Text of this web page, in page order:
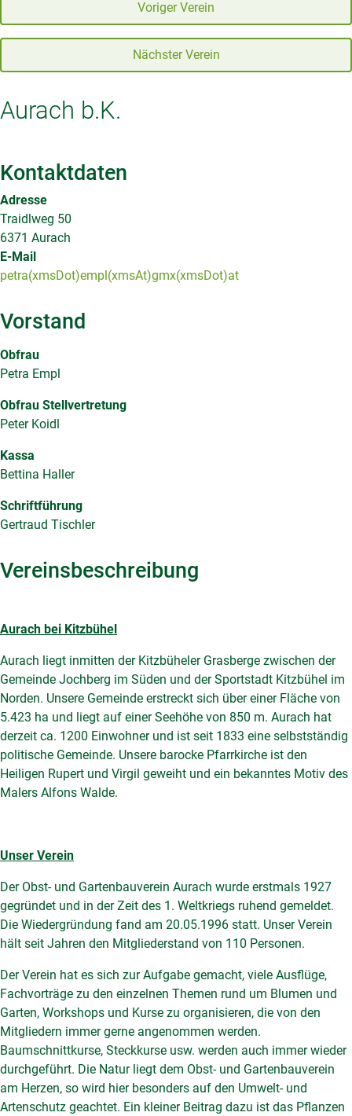
Voriger Verein
Nächster Verein
Aurach b.K.
Kontaktdaten
Adresse
Traidlweg 50
6371 Aurach
E-Mail
petra(xmsDot)empl(xmsAt)gmx(xmsDot)at
Vorstand
Obfrau
Petra Empl
Obfrau Stellvertretung
Peter Koidl
Kassa
Bettina Haller
Schriftführung
Gertraud Tischler
Vereinsbeschreibung
Aurach bei Kitzbühel
Aurach liegt inmitten der Kitzbüheler Grasberge zwischen der
Gemeinde Jochberg im Süden und der Sportstadt Kitzbühel im
Norden. Unsere Gemeinde erstreckt sich über einer Fläche von
5.423 ha und liegt auf einer Seehöhe von 850 m. Aurach hat
derzeit ca. 1200 Einwohner und ist seit 1833 eine selbstständig
politische Gemeinde. Unsere barocke Pfarrkirche ist den
Heiligen Rupert und Virgil geweiht und ein bekanntes Motiv des
Malers Alfons Walde.
Unser Verein
Der Obst- und Gartenbauverein Aurach wurde erstmals 1927
gegründet und in der Zeit des 1. Weltkriegs ruhend gemeldet.
Die Wiedergründung fand am 20.05.1996 statt. Unser Verein
hält seit Jahren den Mitgliederstand von 110 Personen.
Der Verein hat es sich zur Aufgabe gemacht, viele Ausflüge,
Fachvorträge zu den einzelnen Themen rund um Blumen und
Garten, Workshops und Kurse zu organisieren, die von den
Mitgliedern immer gerne angenommen werden.
Baumschnittkurse, Steckkurse usw. werden auch immer wieder
durchgeführt. Die Natur liegt dem Obst- und Gartenbauverein
am Herzen, so wird hier besonders auf den Umwelt- und
Artenschutz geachtet. Ein kleiner Beitrag dazu ist das Pflanzen